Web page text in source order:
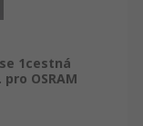
1cestná
OSRAM